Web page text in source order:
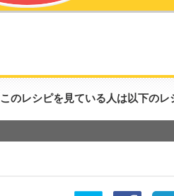
このレシピを見ている人は以下のレ